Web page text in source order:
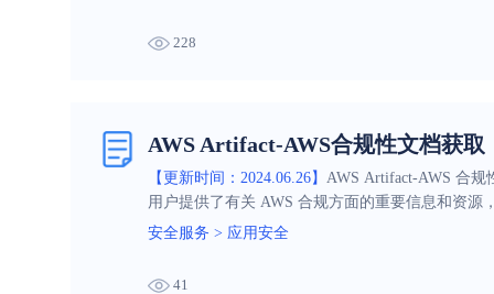
228
AWS Artifact-AWS合规性文档获取
【更新时间：2024.06.26】 AWS Artifact-AWS 合
用户提供了有关 AWS 合规方面的重要信息和资源
安全服务 > 应用安全
41